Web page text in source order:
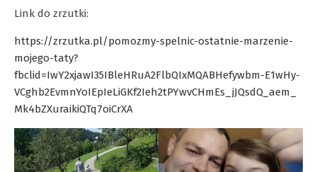
Link do zrzutki:
https://zrzutka.pl/pomozmy-spelnic-ostatnie-marzenie-
mojego-taty?
fbclid=IwY2xjawI35IBleHRuA2FlbQIxMQABHefywbm-E1wHy-
VCghb2EvmnYoIEpIeLiGKf2Ieh2tPYwvCHmEs_jJQsdQ_aem_
Mk4bZXuraikiQTq7oiCrXA